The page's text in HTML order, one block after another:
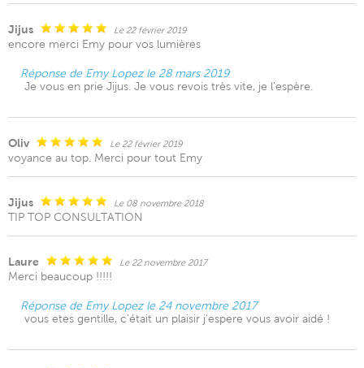
Jijus Le 22 février 2019
encore merci Emy pour vos lumières
Réponse de Emy Lopez le 28 mars 2019
Je vous en prie Jijus. Je vous revois très vite, je l'espère.
Oliv Le 22 février 2019
voyance au top. Merci pour tout Emy
Jijus Le 08 novembre 2018
TIP TOP CONSULTATION
Laure Le 22 novembre 2017
Merci beaucoup !!!!!
Réponse de Emy Lopez le 24 novembre 2017
vous etes gentille, c'était un plaisir j'espere vous avoir aidé !